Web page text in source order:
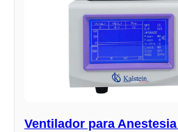
Ventilador para